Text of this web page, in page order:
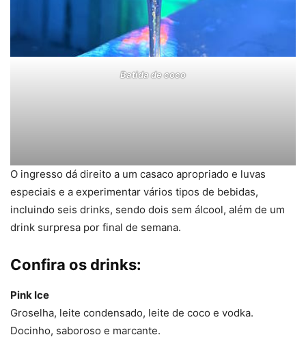
Batida de coco
O ingresso dá direito a um casaco apropriado e luvas
especiais e a experimentar vários tipos de bebidas,
incluindo seis drinks, sendo dois sem álcool, além de um
drink surpresa por final de semana.
Confira os drinks:
Pink Ice
Groselha, leite condensado, leite de coco e vodka.
Docinho, saboroso e marcante.